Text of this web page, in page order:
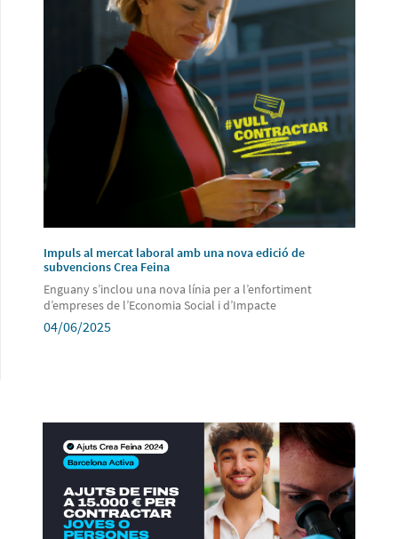
Impuls al mercat laboral amb una nova edició de
subvencions Crea Feina
Enguany s’inclou una nova línia per a l’enfortiment
d’empreses de l’Economia Social i d’Impacte
04/06/2025